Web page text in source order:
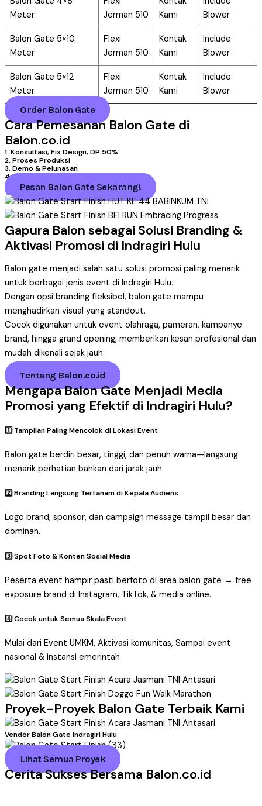
Meter
Jerman 510
Kami
Blower
Balon Gate 5×10
Meter
Flexi
Jerman 510
Kontak
Kami
Include
Blower
Balon Gate 5×12
Meter
Flexi
Jerman 510
Kontak
Kami
Include
Blower
Order Balon Gate
Cara Pemesanan Balon Gate di
Balon.co.id
1. Konsultasi, Fix Design, DP 50%
2. Proses Produksi
3. Demo & Pelunasan
4. Pengiriman
Pesan Balon Gate Sekarang!
Gapura Balon sebagai Solusi Branding &
Aktivasi Promosi di Indragiri Hulu
Balon gate menjadi salah satu solusi promosi paling menarik
untuk berbagai jenis event di Indragiri Hulu.
Dengan opsi branding fleksibel, balon gate mampu
menghadirkan visual yang standout.
Cocok digunakan untuk event olahraga, pameran, kampanye
brand, hingga grand opening, memberikan kesan profesional dan
mudah dikenali sejak jauh.
Tentang Balon.co.id
Mengapa Balon Gate Menjadi Media
Promosi yang Efektif di Indragiri Hulu?
1️⃣ Tampilan Paling Mencolok di Lokasi Event
Balon gate berdiri besar, tinggi, dan penuh warna—langsung
menarik perhatian bahkan dari jarak jauh.
2️⃣ Branding Langsung Tertanam di Kepala Audiens
Logo brand, sponsor, dan campaign message tampil besar dan
dominan.
3️⃣ Spot Foto & Konten Sosial Media
Peserta event hampir pasti berfoto di area balon gate → free
exposure brand di Instagram, TikTok, & media online.
4️⃣ Cocok untuk Semua Skala Event
Mulai dari Event UMKM, Aktivasi komunitas, Sampai event
nasional & instansi emerintah
Proyek-Proyek Balon Gate Terbaik Kami
Vendor Balon Gate Indragiri Hulu
Lihat Semua Proyek
Cerita Sukses Bersama Balon.co.id